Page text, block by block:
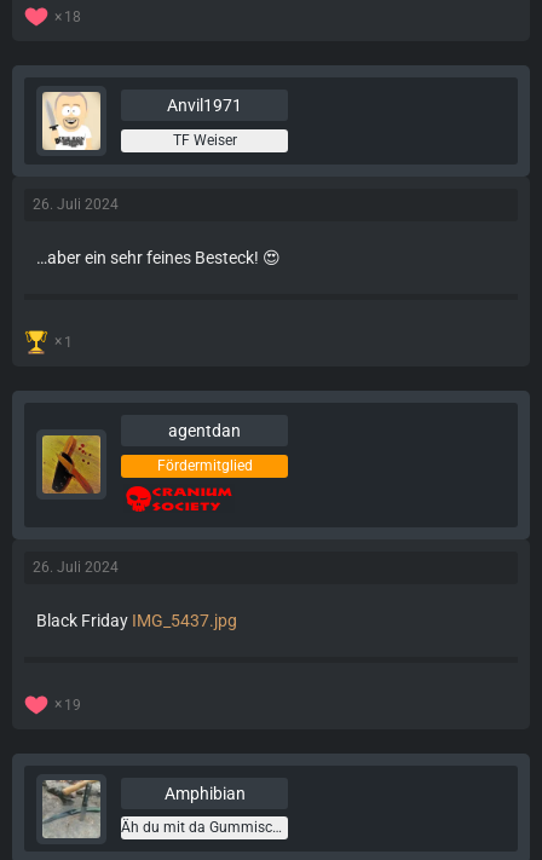
18
Anvil1971
TF Weiser
26. Juli 2024
…aber ein sehr feines Besteck! 😍
1
agentdan
Fördermitglied
26. Juli 2024
Black Friday IMG_5437.jpg
19
Amphibian
Äh du mit da Gummischuh